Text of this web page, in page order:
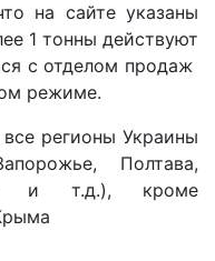
на сайте указаны
1 тонны действуют
с отделом продаж
режиме.
регионы Украины
Полтава,
и т.д.), кроме